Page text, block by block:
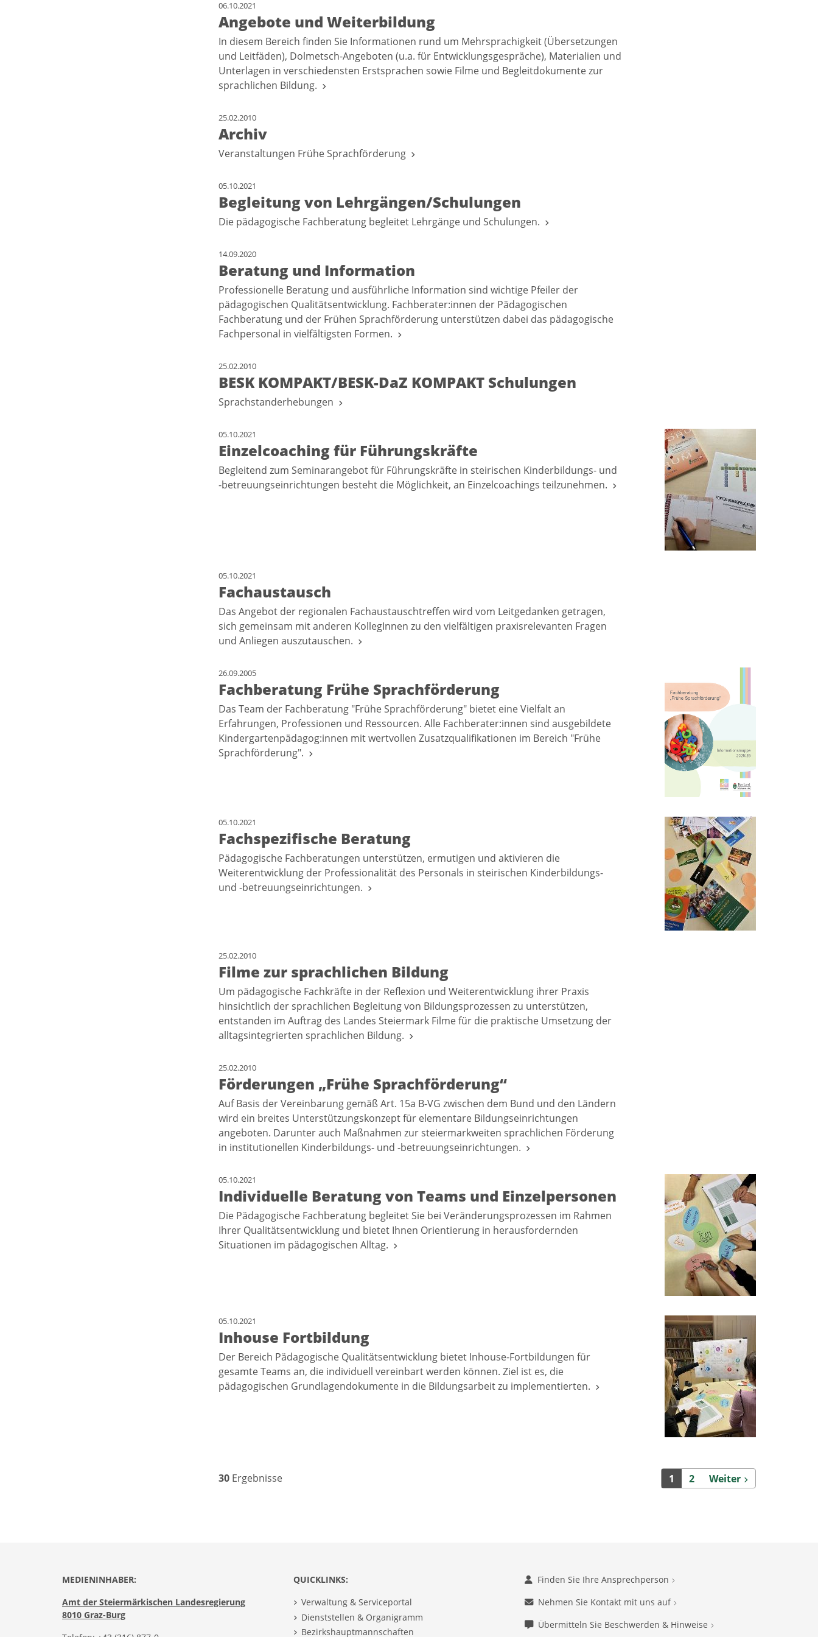
06.10.2021
Angebote und Weiterbildung
In diesem Bereich finden Sie Informationen rund um Mehrsprachigkeit (Übersetzungen
und Leitfäden), Dolmetsch-Angeboten (u.a. für Entwicklungsgespräche), Materialien und
Unterlagen in verschiedensten Erstsprachen sowie Filme und Begleitdokumente zur
sprachlichen Bildung.
25.02.2010
Archiv
Veranstaltungen Frühe Sprachförderung
05.10.2021
Begleitung von Lehrgängen/Schulungen
Die pädagogische Fachberatung begleitet Lehrgänge und Schulungen.
14.09.2020
Beratung und Information
Professionelle Beratung und ausführliche Information sind wichtige Pfeiler der
pädagogischen Qualitätsentwicklung. Fachberater:innen der Pädagogischen
Fachberatung und der Frühen Sprachförderung unterstützen dabei das pädagogische
Fachpersonal in vielfältigsten Formen.
25.02.2010
BESK KOMPAKT/BESK-DaZ KOMPAKT Schulungen
Sprachstanderhebungen
05.10.2021
Einzelcoaching für Führungskräfte
Begleitend zum Seminarangebot für Führungskräfte in steirischen Kinderbildungs- und
-betreuungseinrichtungen besteht die Möglichkeit, an Einzelcoachings teilzunehmen.
05.10.2021
Fachaustausch
Das Angebot der regionalen Fachaustauschtreffen wird vom Leitgedanken getragen,
sich gemeinsam mit anderen KollegInnen zu den vielfältigen praxisrelevanten Fragen
und Anliegen auszutauschen.
26.09.2005
Fachberatung Frühe Sprachförderung
Das Team der Fachberatung "Frühe Sprachförderung" bietet eine Vielfalt an
Erfahrungen, Professionen und Ressourcen. Alle Fachberater:innen sind ausgebildete
Kindergartenpädagog:innen mit wertvollen Zusatzqualifikationen im Bereich "Frühe
Sprachförderung".
05.10.2021
Fachspezifische Beratung
Pädagogische Fachberatungen unterstützen, ermutigen und aktivieren die
Weiterentwicklung der Professionalität des Personals in steirischen Kinderbildungs-
und -betreuungseinrichtungen.
25.02.2010
Filme zur sprachlichen Bildung
Um pädagogische Fachkräfte in der Reflexion und Weiterentwicklung ihrer Praxis
hinsichtlich der sprachlichen Begleitung von Bildungsprozessen zu unterstützen,
entstanden im Auftrag des Landes Steiermark Filme für die praktische Umsetzung der
alltagsintegrierten sprachlichen Bildung.
25.02.2010
Förderungen „Frühe Sprachförderung“
Auf Basis der Vereinbarung gemäß Art. 15a B-VG zwischen dem Bund und den Ländern
wird ein breites Unterstützungskonzept für elementare Bildungseinrichtungen
angeboten. Darunter auch Maßnahmen zur steiermarkweiten sprachlichen Förderung
in institutionellen Kinderbildungs- und -betreuungseinrichtungen.
05.10.2021
Individuelle Beratung von Teams und Einzelpersonen
Die Pädagogische Fachberatung begleitet Sie bei Veränderungsprozessen im Rahmen
Ihrer Qualitätsentwicklung und bietet Ihnen Orientierung in herausfordernden
Situationen im pädagogischen Alltag.
05.10.2021
Inhouse Fortbildung
Der Bereich Pädagogische Qualitätsentwicklung bietet Inhouse-Fortbildungen für
gesamte Teams an, die individuell vereinbart werden können. Ziel ist es, die
pädagogischen Grundlagendokumente in die Bildungsarbeit zu implementierten.
30Ergebnisse 1 2 Weiter
Weiter
MEDIENINHABER:
Amt der Steiermärkischen Landesregierung
8010 Graz-Burg
QUICKLINKS:
Verwaltung & Serviceportal
Dienststellen & Organigramm
Bezirkshauptmannschaften
Finden Sie Ihre Ansprechperson
Nehmen Sie Kontakt mit uns auf
Übermitteln Sie Beschwerden & Hinweise